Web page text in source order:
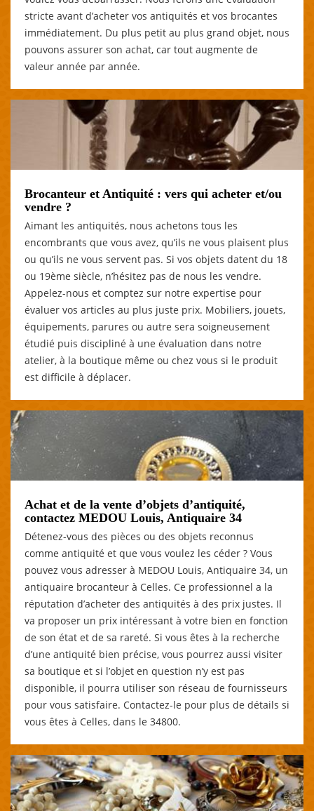
stricte avant d’acheter vos antiquités et vos brocantes
immédiatement. Du plus petit au plus grand objet, nous
pouvons assurer son achat, car tout augmente de
valeur année par année.
Brocanteur et Antiquité : vers qui acheter et/ou
vendre ?
Aimant les antiquités, nous achetons tous les
encombrants que vous avez, qu’ils ne vous plaisent plus
ou qu’ils ne vous servent pas. Si vos objets datent du 18
ou 19ème siècle, n’hésitez pas de nous les vendre.
Appelez-nous et comptez sur notre expertise pour
évaluer vos articles au plus juste prix. Mobiliers, jouets,
équipements, parures ou autre sera soigneusement
étudié puis discipliné à une évaluation dans notre
atelier, à la boutique même ou chez vous si le produit
est difficile à déplacer.
Achat et de la vente d’objets d’antiquité,
contactez MEDOU Louis, Antiquaire 34
Détenez-vous des pièces ou des objets reconnus
comme antiquité et que vous voulez les céder ? Vous
pouvez vous adresser à MEDOU Louis, Antiquaire 34, un
antiquaire brocanteur à Celles. Ce professionnel a la
réputation d’acheter des antiquités à des prix justes. Il
va proposer un prix intéressant à votre bien en fonction
de son état et de sa rareté. Si vous êtes à la recherche
d’une antiquité bien précise, vous pourrez aussi visiter
sa boutique et si l’objet en question n’y est pas
disponible, il pourra utiliser son réseau de fournisseurs
pour vous satisfaire. Contactez-le pour plus de détails si
vous êtes à Celles, dans le 34800.